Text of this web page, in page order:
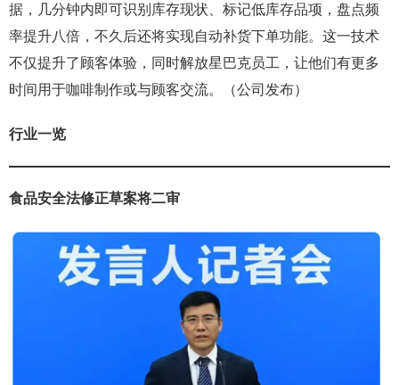
据，几分钟内即可识别库存现状、标记低库存品项，盘点频
率提升八倍，不久后还将实现自动补货下单功能。这一技术
不仅提升了顾客体验，同时解放星巴克员工，让他们有更多
时间用于咖啡制作或与顾客交流。（公司发布）
行业一览
食品安全法修正草案将二审